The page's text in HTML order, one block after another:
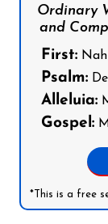
Ordinary
and
First:
Psalm:
Alleluia:
Gospel:
*This is a free